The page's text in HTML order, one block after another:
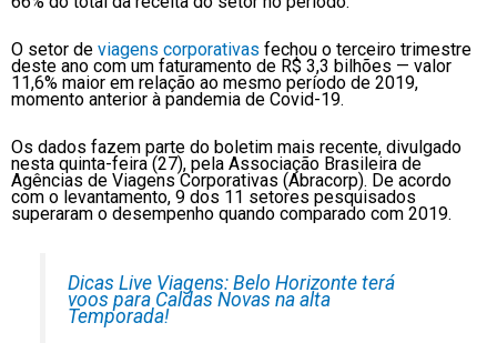
O setor de viagens corporativas fechou o terceiro trimestre
deste ano com um faturamento de R$ 3,3 bilhões — valor
11,6% maior em relação ao mesmo período de 2019,
momento anterior à pandemia de Covid-19.
Os dados fazem parte do boletim mais recente, divulgado
nesta quinta-feira (27), pela Associação Brasileira de
Agências de Viagens Corporativas (Abracorp). De acordo
com o levantamento, 9 dos 11 setores pesquisados
superaram o desempenho quando comparado com 2019.
Dicas Live Viagens: Belo Horizonte terá
voos para Caldas Novas na alta
Temporada!